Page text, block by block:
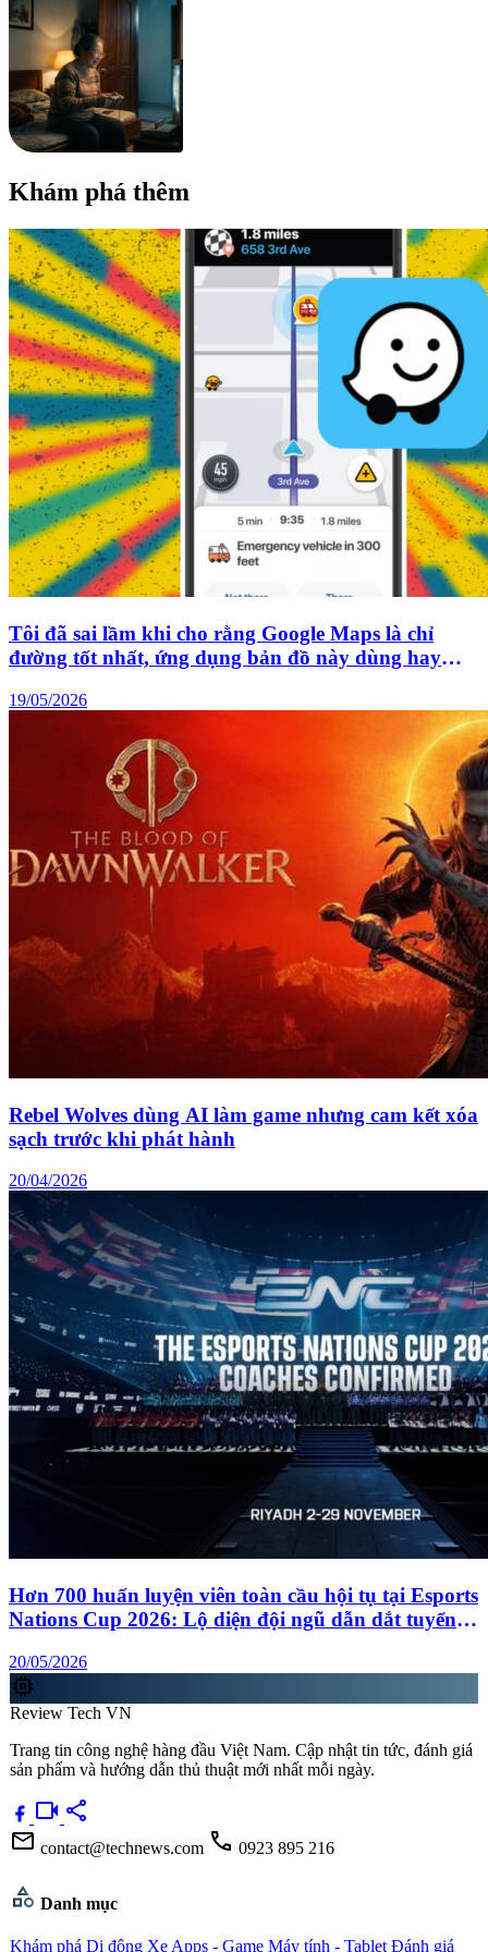
Khám phá thêm
Tôi đã sai lầm khi cho rằng Google Maps là chỉ
đường tốt nhất, ứng dụng bản đồ này dùng hay
19/05/2026
Rebel Wolves dùng AI làm game nhưng cam kết xóa
sạch trước khi phát hành
20/04/2026
Hơn 700 huấn luyện viên toàn cầu hội tụ tại Esports
Nations Cup 2026: Lộ diện đội ngũ dẫn dắt tuyển
20/05/2026
memory
Review Tech VN
Trang tin công nghệ hàng đầu Việt Nam. Cập nhật tin tức, đánh giá
sản phẩm và hướng dẫn thủ thuật mới nhất mỗi ngày.
videocam share
mail contact@technews.com call 0923 895 216
category Danh mục
Khám phá Di động Xe Apps - Game Máy tính - Tablet Đánh giá